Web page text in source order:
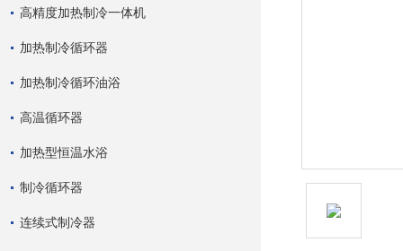
高精度加热制冷一体机
加热制冷循环器
加热制冷循环油浴
高温循环器
加热型恒温水浴
制冷循环器
连续式制冷器